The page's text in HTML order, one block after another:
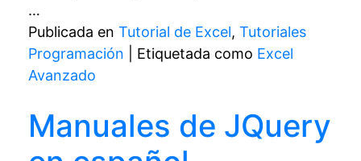
…
Publicada en Tutorial de Excel, Tutoriales
Programación
Etiquetada como Excel
Avanzado
Manuales de JQuery